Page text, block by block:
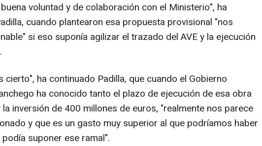
voluntad y de colaboración con el Ministerio", ha
cuando plantearon esa propuesta provisional "nos
si eso suponía agilizar el trazado del AVE y la ejecución
cierto", ha continuado Padilla, que cuando el Gobierno
ha conocido tanto el plazo de ejecución de esa obra
inversión de 400 millones de euros, "realmente nos parece
y que es un gasto muy superior al que podríamos haber
suponer ese ramal".